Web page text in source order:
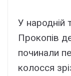
У народній
Прокопів
починали
колосся